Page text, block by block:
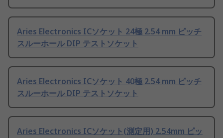
Aries Electronics ICソケット 24極 2.54 mm ピッチ
スルーホール DIP テストソケット
Aries Electronics ICソケット 40極 2.54 mm ピッチ
スルーホール DIP テストソケット
Aries Electronics ICソケット(測定用) 2.54mm ピッ